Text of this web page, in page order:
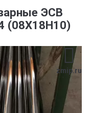
ЭСВ
(08Х18Н10)
zmip.ru